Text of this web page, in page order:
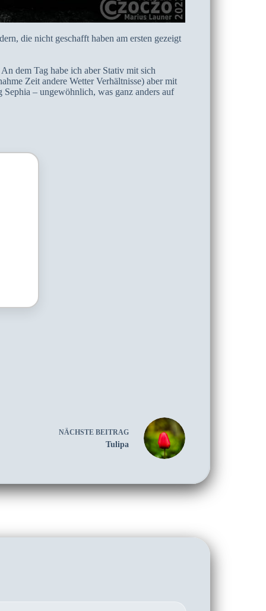
die nicht geschafft haben am ersten gezeigt
dem Tag habe ich aber Stativ mit sich
Zeit andere Wetter Verhältnisse) aber mit
– ungewöhnlich, was ganz anders auf
NÄCHSTEBEITRAG
Tulipa